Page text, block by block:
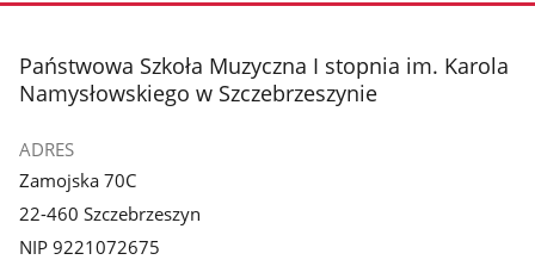
stopka
Państwowa Szkoła Muzyczna I stopnia im. Karola
Namysłowskiego w Szczebrzeszynie
ADRES
Zamojska 70C
22-460 Szczebrzeszyn
NIP 9221072675